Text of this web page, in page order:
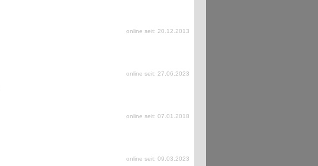
online seit: 20.12.2013
online seit: 27.06.2023
online seit: 07.01.2018
online seit: 09.03.2023